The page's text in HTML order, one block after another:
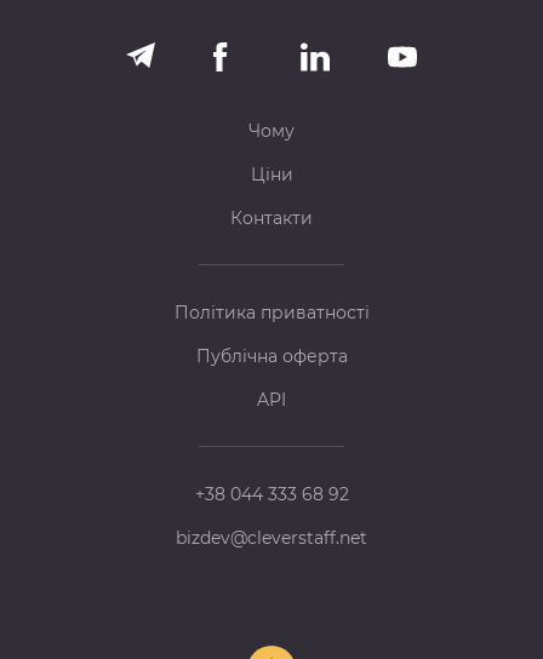
Чому
Ціни
Контакти
Політика приватності
Публічна оферта
API
+38 044 333 68 92
bizdev@cleverstaff.net